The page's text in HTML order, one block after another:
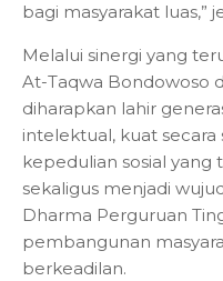
bagi masyarakat luas,”
Melalui sinergi yang
At-Taqwa Bondowoso
diharapkan lahir
intelektual, kuat
kepedulian sosial yang
sekaligus menjadi
Dharma Perguruan
pembangunan
berkeadilan.